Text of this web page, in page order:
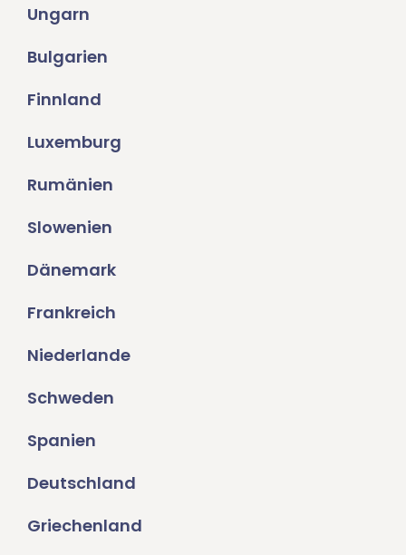
Ungarn
Bulgarien
Finnland
Luxemburg
Rumänien
Slowenien
Dänemark
Frankreich
Niederlande
Schweden
Spanien
Deutschland
Griechenland